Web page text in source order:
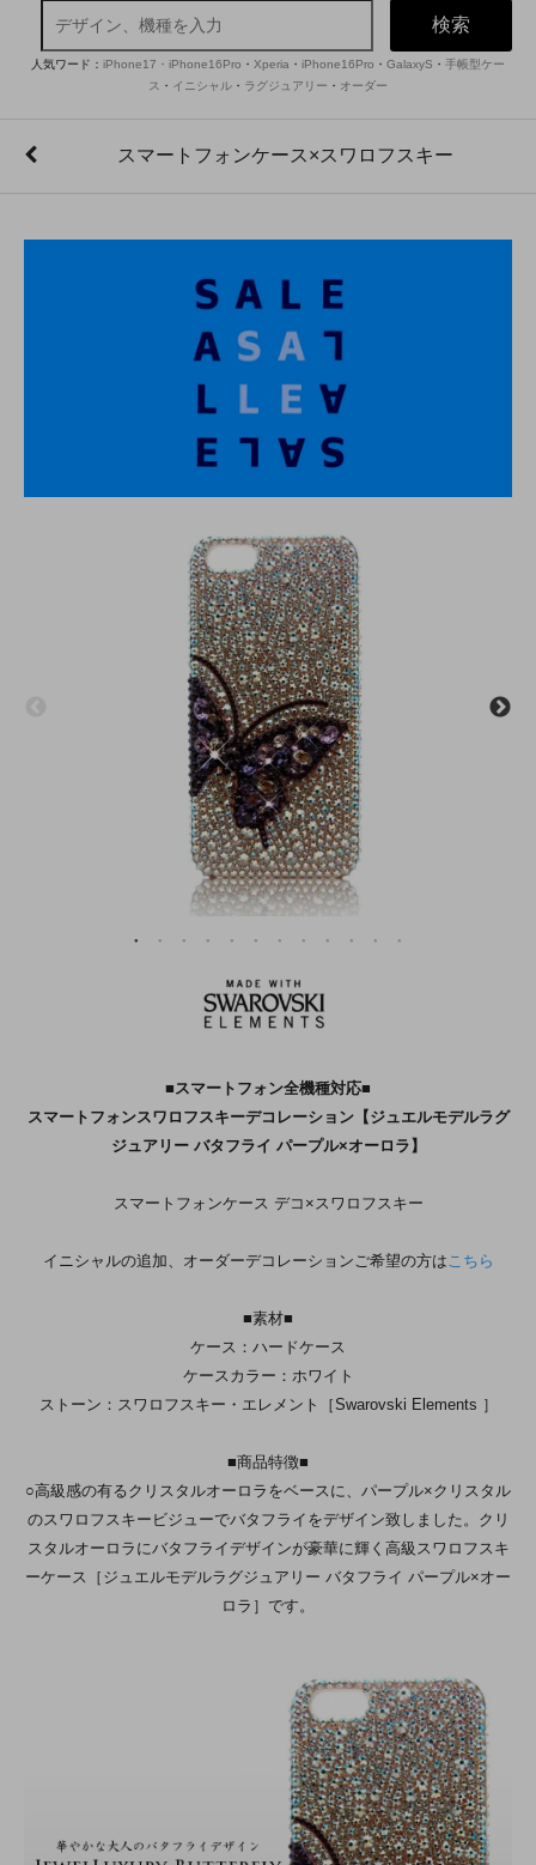
検索
人気ワード： iPhone17・iPhone16Pro ・ Xperia ・ iPhone16Pro ・ GalaxyS ・ 手帳型ケー
ス ・ イニシャル ・ ラグジュアリー ・ オーダー
スマートフォンケース×スワロフスキー
■スマートフォン全機種対応■
スマートフォンスワロフスキーデコレーション【ジュエルモデルラグ
ジュアリー バタフライ パープル×オーロラ】
スマートフォンケース デコ×スワロフスキー
イニシャルの追加、オーダーデコレーションご希望の方はこちら
■素材■
ケース：ハードケース
ケースカラー：ホワイト
ストーン：スワロフスキー・エレメント［Swarovski Elements ］
■商品特徴■
○高級感の有るクリスタルオーロラをベースに、パープル×クリスタル
のスワロフスキービジューでバタフライをデザイン致しました。クリ
スタルオーロラにバタフライデザインが豪華に輝く高級スワロフスキ
ーケース［ジュエルモデルラグジュアリー バタフライ パープル×オー
ロラ］です。